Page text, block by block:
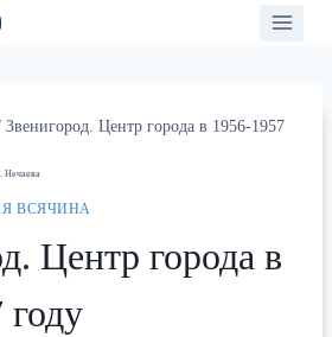
Звенигород. Центр города в 1956-1957
Нечаева
ВСЯЧИНА
Центр города в
году